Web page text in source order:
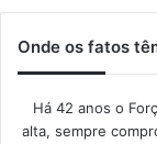
Onde os fatos
Há 42 anos o
alta, sempre